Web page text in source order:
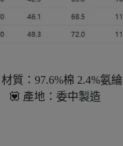
質：97.6%棉 2.4%氨綸
💟 產地：委中製造